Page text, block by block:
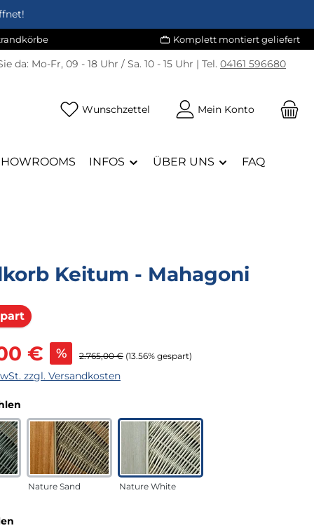
Komplett montiert geliefert
da: Mo-Fr, 09 - 18 Uhr / Sa. 10 - 15 Uhr | Tel. 04161 596680
Wunschzettel Du hast 0 Produkte auf dem
Mein Konto
INFOS ÜBER UNS FAQ
Keitum - Mahagoni
Rabatt
€ % Regulärer Preis:
2.765,00 € (13.56% gespart)
zzgl. Versandkosten
Nature Sand Nature White